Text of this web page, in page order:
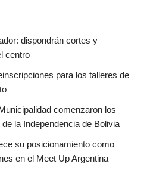
dispondrán cortes y
centro
para los talleres de
comenzaron los
la Independencia de Bolivia
su posicionamiento como
en el Meet Up Argentina